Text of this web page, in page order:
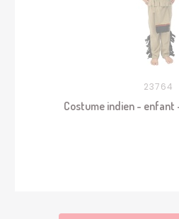
23764
Costume indien -